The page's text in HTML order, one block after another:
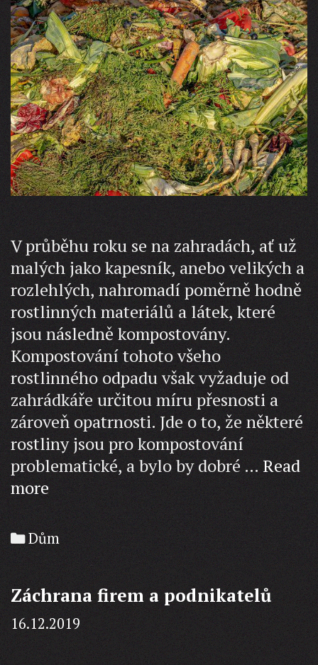
V průběhu roku se na zahradách, ať už
malých jako kapesník, anebo velikých a
rozlehlých, nahromadí poměrně hodně
rostlinných materiálů a látek, které
jsou následně kompostovány.
Kompostování tohoto všeho
rostlinného odpadu však vyžaduje od
zahrádkáře určitou míru přesnosti a
zároveň opatrnosti. Jde o to, že některé
rostliny jsou pro kompostování
problematické, a bylo by dobré … Read
moreSprávné
kompostování
Categories
Dům
Záchrana firem a podnikatelů
16.12.2019